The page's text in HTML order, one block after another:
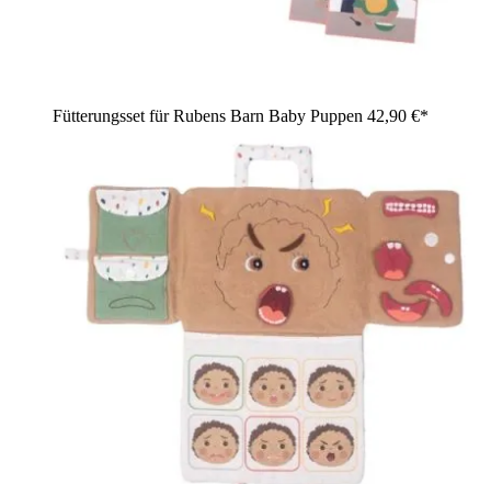
Fütterungsset für Rubens Barn Baby Puppen 42,90 €*